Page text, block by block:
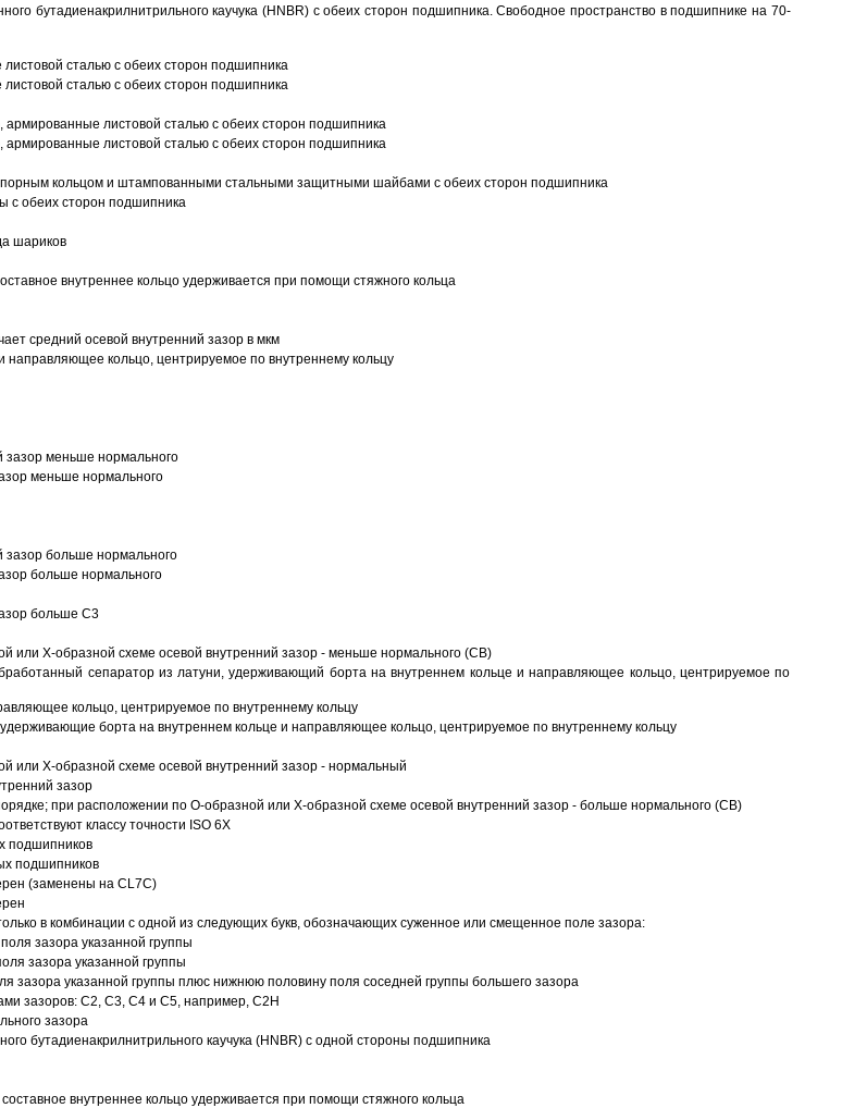
бутадиенакрилнитрильного каучука (HNBR) с обеих сторон подшипника. Свободное пространство в подшипнике на 70-
сталью с обеих сторон подшипника
сталью с обеих сторон подшипника
армированные листовой сталью с обеих сторон подшипника
армированные листовой сталью с обеих сторон подшипника
кольцом и штампованными стальными защитными шайбами с обеих сторон подшипника
обеих сторон подшипника
шариков
внутреннее кольцо удерживается при помощи стяжного кольца
средний осевой внутренний зазор в мкм
направляющее кольцо, центрируемое по внутреннему кольцу
меньше нормального
меньше нормального
больше нормального
больше нормального
больше C3
или Х-образной схеме осевой внутренний зазор - меньше нормального (CB)
сепаратор из латуни, удерживающий борта на внутреннем кольце и направляющее кольцо, центрируемое по
кольцо, центрируемое по внутреннему кольцу
борта на внутреннем кольце и направляющее кольцо, центрируемое по внутреннему кольцу
или Х-образной схеме осевой внутренний зазор - нормальный
зазор
при расположении по О-образной или Х-образной схеме осевой внутренний зазор - больше нормального (CB)
классу точности ISO 6X
подшипников
подшипников
(заменены на CL7C)
в комбинации с одной из следующих букв, обозначающих суженное или смещенное поле зазора:
зазора указанной группы
зазора указанной группы
зазора указанной группы плюс нижнюю половину поля соседней группы большего зазора
зазоров: С2, C3, С4 и С5, например, С2Н
зазора
бутадиенакрилнитрильного каучука (HNBR) с одной стороны подшипника
внутреннее кольцо удерживается при помощи стяжного кольца